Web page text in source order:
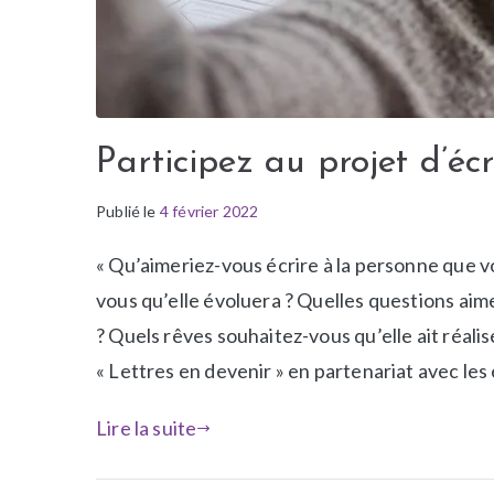
Participez au projet
Publié le 4 février 2022
P
b
l
é
d
n
É
i
q
e
t
A
« Qu’aimeriez-vous écrire à la personne que
vous qu’elle évoluera ? Quelles questions
? Quels rêves souhaitez-vous qu’elle ait
« Lettres en devenir » en partenariat avec
Lire la suite